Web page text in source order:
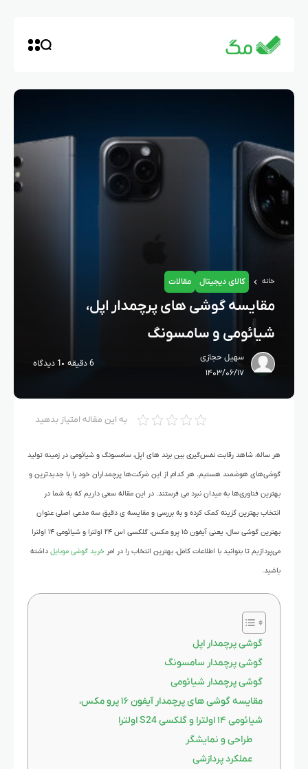
خانه کالای دیجیتال مقالات
مقایسه گوشی های پرچمدار اپل،
شیائومی و سامسونگ
سهیل حجازی
۱۴۰۳/۰۶/۱۷
6 دقیقه 1 دیدگاه
به این مقاله امتیاز بدهید
هر ساله، شاهد رقابت نفس‌گیری بین برند های اپل، سامسونگ و شیائومی در زمینه تولید
گوشی‌های هوشمند هستیم. هر کدام از این شرکت‌ها پرچمداران خود را با جدیدترین و
بهترین فناوری‌ها به میدان نبرد می فرستند. در این مقاله سعی داریم که به شما در
انتخاب بهترین گزینه کمک کرده و به بررسی و مقایسه ی دقیق سه مدعی اصلی عنوان
بهترین گوشی سال، یعنی آیفون ۱۵ پرو مکس، گلکسی اس ۲۴ اولترا و شیائومی ۱۴ اولترا
می‌پردازیم تا بتوانید با اطلاعات کامل، بهترین انتخاب را در امر خرید گوشی موبایل داشته
باشید.
گوشی پرچمدار اپل
گوشی پرچمدار سامسونگ
گوشی پرچمدار شیائومی
مقایسه گوشی های پرچمدار آیفون ۱۶ پرو مکس،
شیائومی ۱۴ اولترا و گلکسی S24 اولترا
طراحی و نمایشگر
عملکرد پردازشی